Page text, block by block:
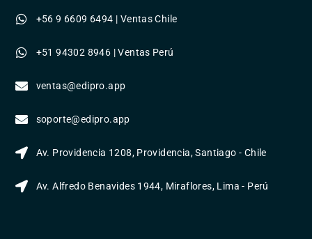
+56 9 6609 6494 | Ventas Chile
+51 94302 8946 | Ventas Perú
ventas@edipro.app
soporte@edipro.app
Av. Providencia 1208, Providencia, Santiago - Chile
Av. Alfredo Benavides 1944, Miraflores, Lima - Perú